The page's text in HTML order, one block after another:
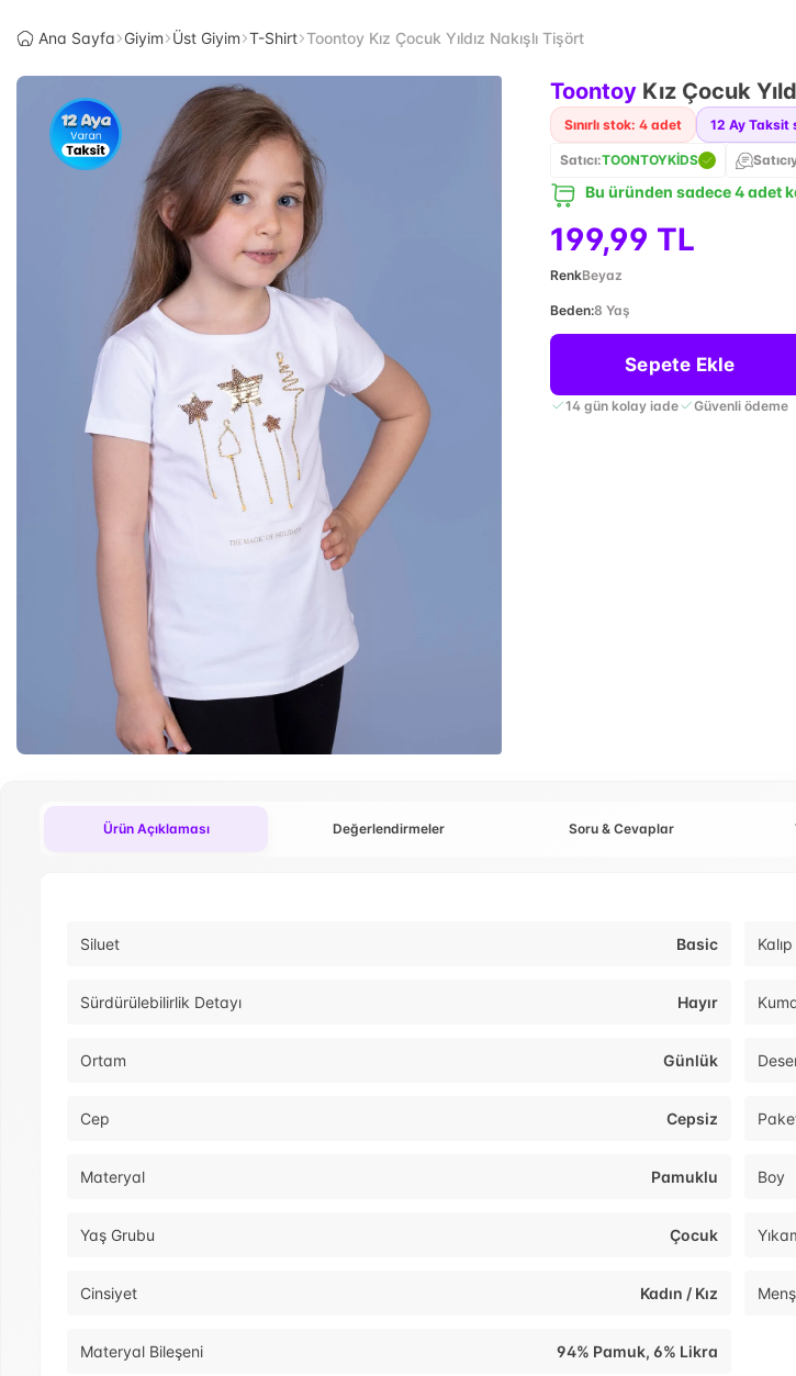
Ana Sayfa Giyim Üst Giyim T-Shirt Toontoy Kız Çocuk Yıldız Nakışlı Tişört
Toontoy Kız Çocuk
Sınırlı stok: 4 adet 12 Ay Taksit
Satıcı:TOONTOYKİDS
Bu üründen sadece 4 adet
199,99 TL
RenkBeyaz
Beden:8 Yaş
Sepete Ekle
14 gün kolay iade Güvenli ödeme
Ürün Açıklaması Değerlendirmeler Soru & Cevaplar
Siluet Basic Kalıp
Sürdürülebilirlik Detayı Hayır
Ortam Günlük
Cep Cepsiz
Materyal Pamuklu Boy
Yaş Grubu Çocuk
Cinsiyet Kadın / Kız
Materyal Bileşeni 94% Pamuk, 6% Likra